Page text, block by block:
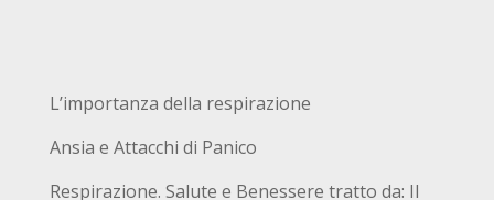
L’importanza della respirazione
Ansia e Attacchi di Panico
Respirazione. Salute e Benessere tratto da: Il